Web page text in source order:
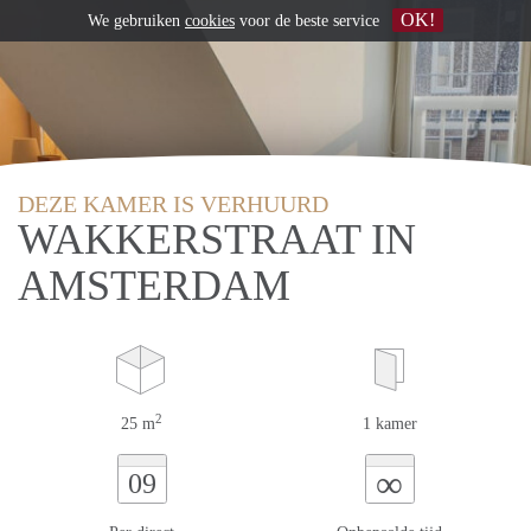
DEZE KAMER IS VERHUURD
WAKKERSTRAAT IN
AMSTERDAM
25 m2 1 kamer
09 ∞
We gebruiken cookies voor de beste service OK!